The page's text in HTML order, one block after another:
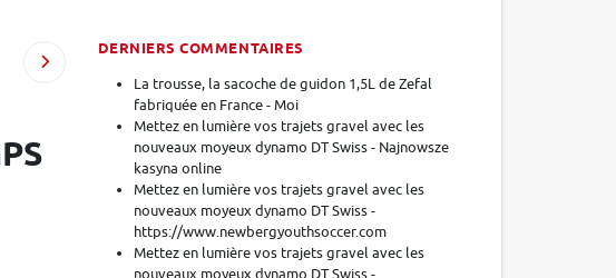
DERNIERS COMMENTAIRES
La trousse, la sacoche de guidon 1,5L de Zefal
fabriquée en France - Moi
Mettez en lumière vos trajets gravel avec les
nouveaux moyeux dynamo DT Swiss - Najnowsze
kasyna online
Mettez en lumière vos trajets gravel avec les
nouveaux moyeux dynamo DT Swiss -
https://www.newbergyouthsoccer.com
Mettez en lumière vos trajets gravel avec les
nouveaux moyeux dynamo DT Swiss -